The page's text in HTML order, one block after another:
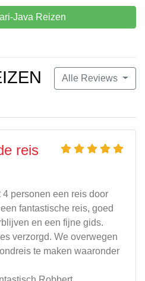
Java Reizen
Alle Reviews
reis
personen een reis door
fantastische reis, goed
en een fijne gids.
verzorgd. We overwegen
te maken waaronder